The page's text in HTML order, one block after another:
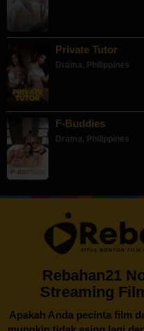
Private Tutor
Drama, Philippines
F-Buddies
Drama, Philippines
Rebahan21
Streaming
Apakah Anda pecinta film